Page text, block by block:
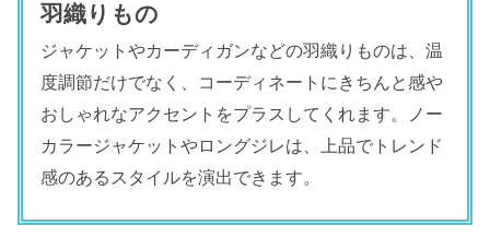
羽織りもの
ジャケットやカーディガンなどの羽織りものは、温
度調節だけでなく、コーディネートにきちんと感や
おしゃれなアクセントをプラスしてくれます。ノー
カラージャケットやロングジレは、上品でトレンド
感のあるスタイルを演出できます。